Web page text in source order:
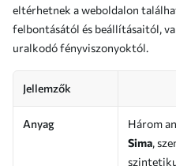
eltérhetnek a weboldalon
felbontásától és beállításaitól,
uralkodó fényviszonyoktól.
Jellemzők
Anyag
Három
Sima,